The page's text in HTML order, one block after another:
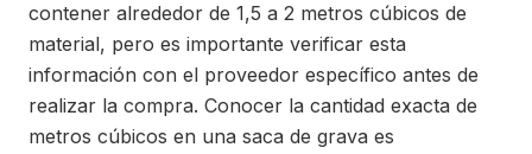
contener alrededor de 1,5 a 2 metros cúbicos de
material, pero es importante verificar esta
información con el proveedor específico antes de
realizar la compra. Conocer la cantidad exacta de
metros cúbicos en una saca de grava es